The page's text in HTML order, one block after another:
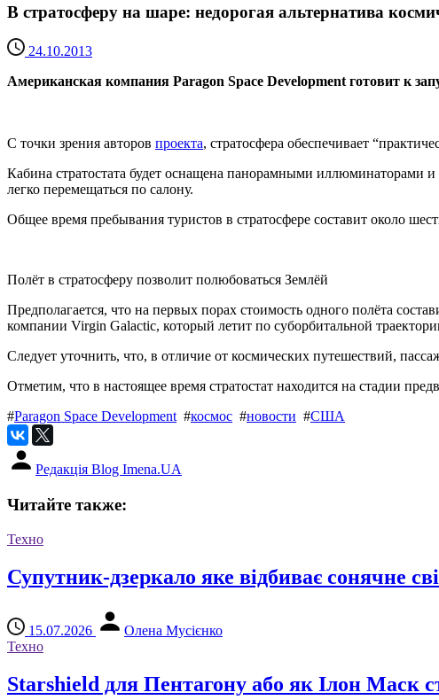
В стратосферу на шаре: недорогая альтернатива
24.10.2013
Американская компания Paragon Space Development готовит к
С точки зрения авторов проекта, стратосфера обеспечивает
Кабина стратостата будет оснащена панорамными иллюминаторами и
легко перемещаться по салону.
Общее время пребывания туристов в стратосфере составит около
Полёт в стратосферу позволит полюбоваться Землёй
Предполагается, что на первых порах стоимость одного полёта
компании Virgin Galactic, который летит по суборбитальной
Следует уточнить, что, в отличие от космических путешествий,
Отметим, что в настоящее время стратостат находится на стадии
#Paragon Space Development#космос #новости #США
Редакція Blog Imena.UA
Читайте также:
Техно
Супутник-дзеркало яке відбиває сонячне
15.07.2026
Олена Мусієнко
Техно
Starshield для Пентагону або як Ілон Маск